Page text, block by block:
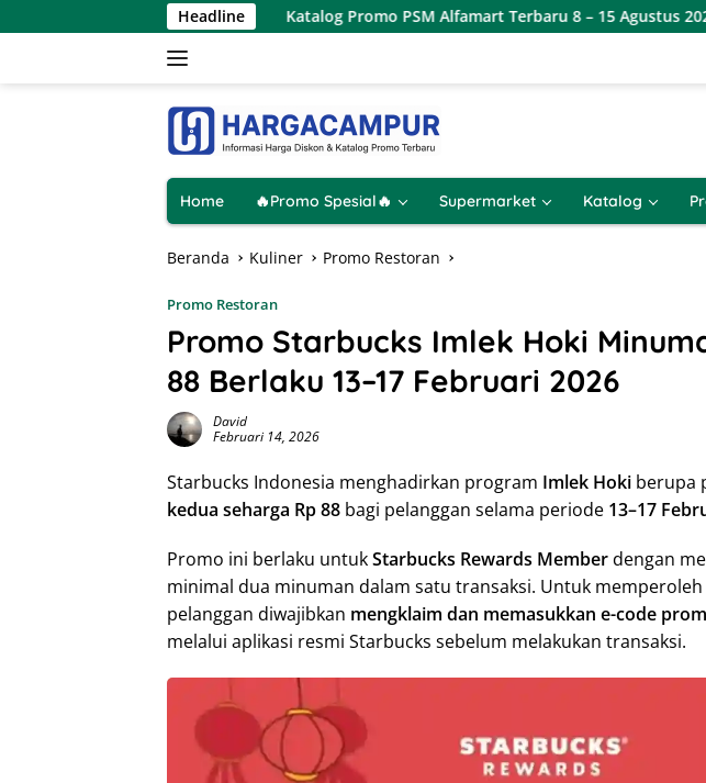
ke
Headline
Katalog Promo PSM Alfamart Terbaru 8 – 15 Agustus 2026
Home 🔥Promo Spesial🔥 Supermarket Katalog
Beranda Kuliner Promo Restoran
Promo Restoran
Promo Starbucks Imlek Hoki
88 Berlaku 13–17 Februari 2026
David
Februari 14, 2026
Starbucks Indonesia menghadirkan program Imlek Hoki berupa
kedua seharga Rp 88 bagi pelanggan selama periode 13–17
Promo ini berlaku untukStarbucks Rewards Memberdengan
minimal dua minuman dalam satu transaksi. Untuk
pelanggan diwajibkan mengklaim dan memasukkan e-code
melalui aplikasi resmi Starbucks sebelum melakukan transaksi.